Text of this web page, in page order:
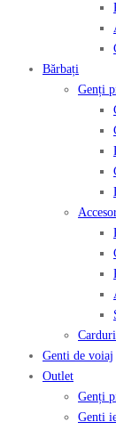
Bărbați
Genți
Genti de voiaj
Outlet
Genți
Genti